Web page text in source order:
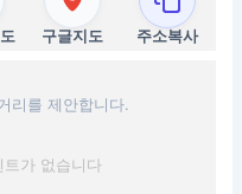
구글지도 주소복사
리를 제안합니다.
가 없습니다